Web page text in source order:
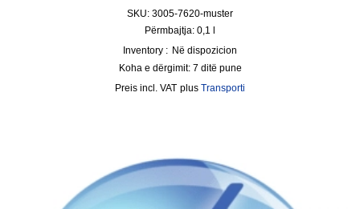
SKU: 3005-7620-muster
Përmbajtja: 0,1
Inventory : Në dispozicion
Koha e dërgimit: 7 ditë pune
incl. VAT plus Transporti